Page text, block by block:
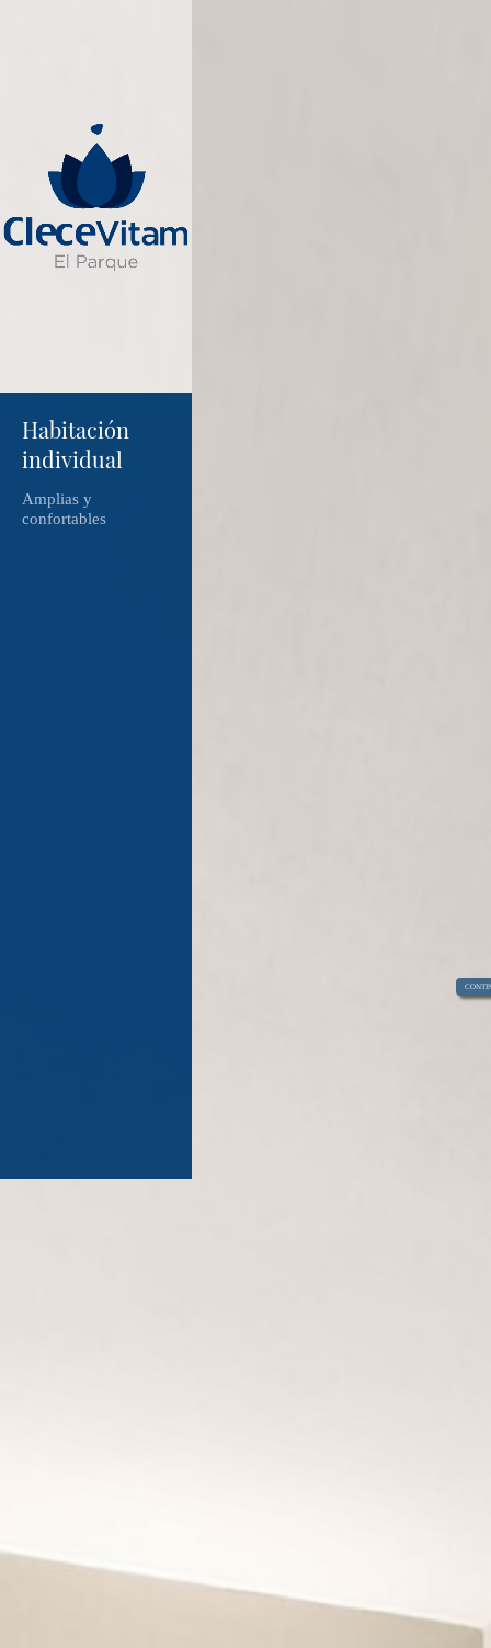
Habitación
individual
Amplias y
confortables